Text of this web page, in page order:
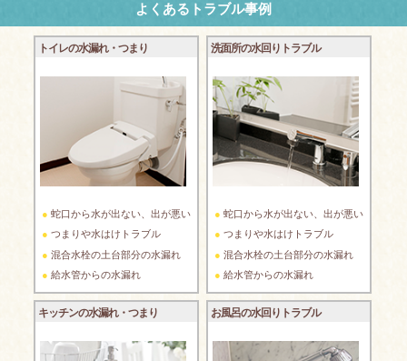
よくあるトラブル事例
トイレの水漏れ・つまり
蛇口から水が出ない、出が悪い
つまりや水はけトラブル
混合水栓の土台部分の水漏れ
給水管からの水漏れ
洗面所の水回りトラブル
蛇口から水が出ない、出が悪い
つまりや水はけトラブル
混合水栓の土台部分の水漏れ
給水管からの水漏れ
キッチンの水漏れ・つまり お風呂の水回りトラブル